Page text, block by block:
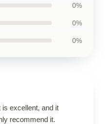
0%
0%
0%
excellent, and it
recommend it.